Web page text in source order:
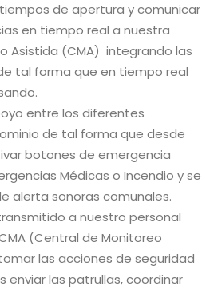
de apertura y comunicar
en tiempo real a nuestra
Asistida (CMA) integrando las
tal forma que en tiempo real
entre los diferentes
de tal forma que desde
botones de emergencia
Médicas o Incendio y se
alerta sonoras comunales.
a nuestro personal
(Central de Monitoreo
las acciones de seguridad
enviar las patrullas, coordinar